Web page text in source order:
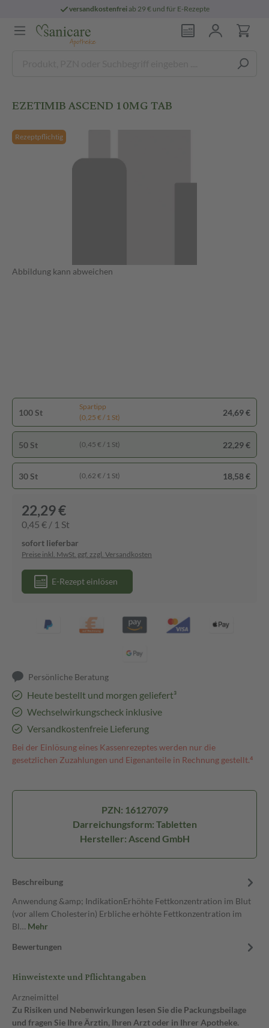
versandkostenfreiab 29 € und für E-Rezepte
EZETIMIB ASCEND 10MG TAB
Rezeptpflichtig
Abbildung kann abweichen
100 St
Spartipp
(0,25 € / 1 St)
24,69 €
50 St (0,45 € / 1 St) 22,29 €
30 St (0,62 € / 1 St) 18,58 €
22,29 €
0,45 € / 1 St
sofort lieferbar
Preise inkl. MwSt. ggf. zzgl. Versandkosten
E-Rezept einlösen
Persönliche Beratung
Heute bestellt und morgen geliefert³
Wechselwirkungscheck inklusive
Versandkostenfreie Lieferung
Bei der Einlösung eines Kassenrezeptes werden nur die
gesetzlichen Zuzahlungen und Eigenanteile in Rechnung gestellt.⁴
PZN: 16127079
Darreichungsform: Tabletten
Hersteller: Ascend GmbH
Beschreibung
Anwendung &amp; IndikationErhöhte Fettkonzentration im Blut
(vor allem Cholesterin) Erbliche erhöhte Fettkonzentration im
Bl… Mehr
Bewertungen
Hinweistexte und Pflichtangaben
Arzneimittel
Zu Risiken und Nebenwirkungen lesen Sie die Packungsbeilage
und fragen Sie Ihre Ärztin, Ihren Arzt oder in Ihrer Apotheke.